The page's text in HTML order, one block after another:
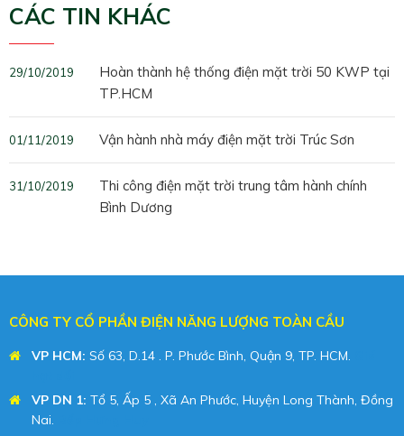
CÁC TIN KHÁC
Hoàn thành hệ thống điện mặt trời 50 KWP tại
TP.HCM
29/10/2019
Vận hành nhà máy điện mặt trời Trúc Sơn
01/11/2019
Thi công điện mặt trời trung tâm hành chính
Bình Dương
31/10/2019
CÔNG TY CỔ PHẦN ĐIỆN NĂNG LƯỢNG TOÀN CẦU
VP HCM: Số 63, D.14 . P. Phước Bình, Quận 9, TP. HCM.
VP DN 1: Tổ 5, Ấp 5 , Xã An Phước, Huyện Long Thành, Đồng
Nai.